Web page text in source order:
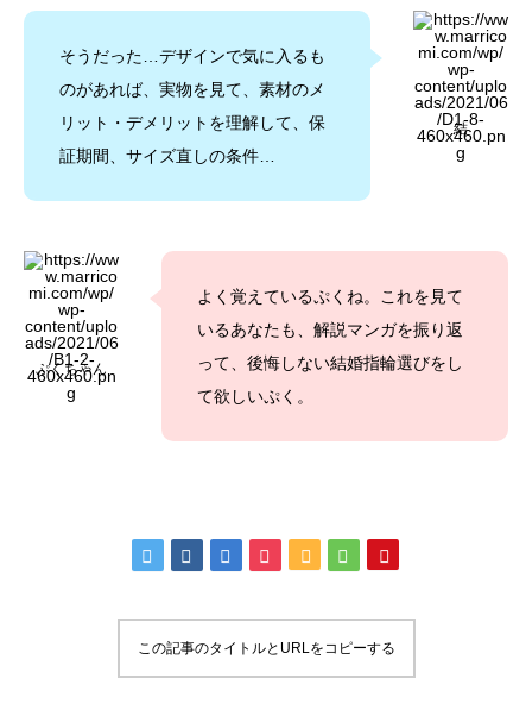
結
そうだった…デザインで気に入るも
のがあれば、実物を見て、素材のメ
リット・デメリットを理解して、保
証期間、サイズ直しの条件…
ぷくちゃん
よく覚えているぷくね。これを見て
いるあなたも、解説マンガを振り返
って、後悔しない結婚指輪選びをし
て欲しいぷく。
この記事のタイトルとURLをコピーする